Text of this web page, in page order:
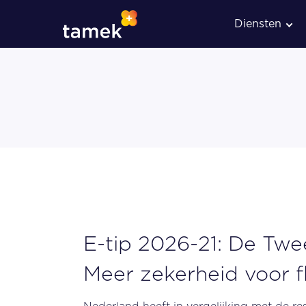
Diensten
E-tip 2026-21: De
Meer zekerheid voor